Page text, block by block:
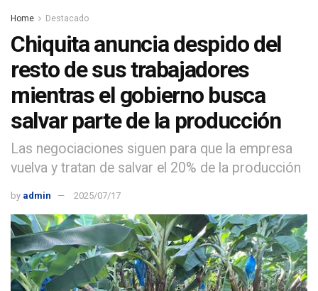
Home Destacado
Chiquita anuncia despido del
resto de sus trabajadores
mientras el gobierno busca
salvar parte de la producción
Las negociaciones siguen para que la empresa
vuelva y tratan de salvar el 20% de la producción
by admin 2025/07/17